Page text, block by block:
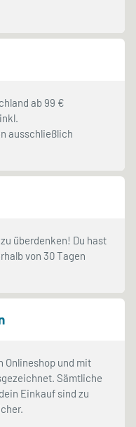
ab 99 €
ausschließlich
überdenken! Du hast
von 30 Tagen
und mit
Sämtliche
Einkauf sind zu